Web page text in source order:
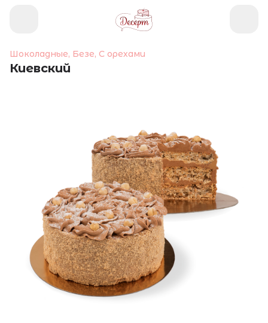
Шоколадные, Безе, С орехами
Киевский